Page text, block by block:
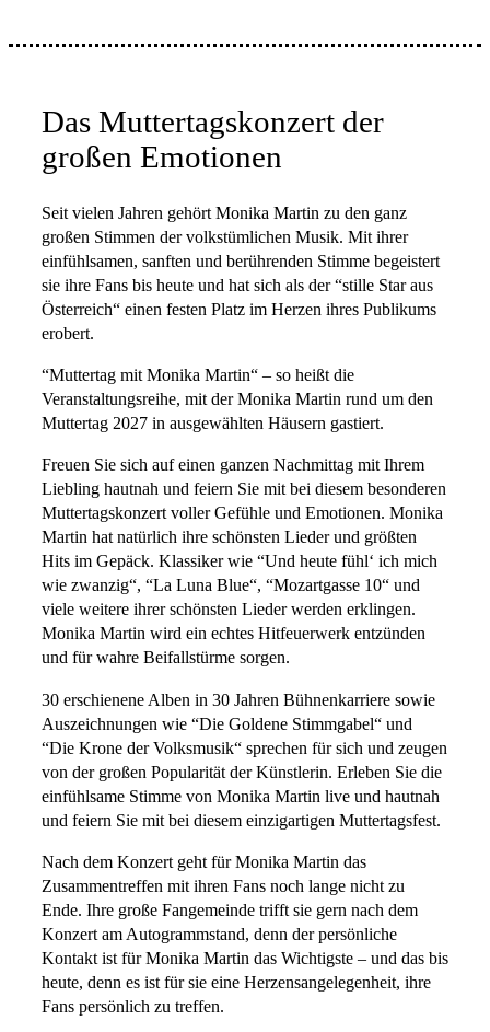
Das Muttertagskonzert der
großen Emotionen
Seit vielen Jahren gehört Monika Martin zu den ganz
großen Stimmen der volkstümlichen Musik. Mit ihrer
einfühlsamen, sanften und berührenden Stimme begeistert
sie ihre Fans bis heute und hat sich als der “stille Star aus
Österreich“ einen festen Platz im Herzen ihres Publikums
erobert.
“Muttertag mit Monika Martin“ – so heißt die
Veranstaltungsreihe, mit der Monika Martin rund um den
Muttertag 2027 in ausgewählten Häusern gastiert.
Freuen Sie sich auf einen ganzen Nachmittag mit Ihrem
Liebling hautnah und feiern Sie mit bei diesem besonderen
Muttertagskonzert voller Gefühle und Emotionen. Monika
Martin hat natürlich ihre schönsten Lieder und größten
Hits im Gepäck. Klassiker wie “Und heute fühl‘ ich mich
wie zwanzig“, “La Luna Blue“, “Mozartgasse 10“ und
viele weitere ihrer schönsten Lieder werden erklingen.
Monika Martin wird ein echtes Hitfeuerwerk entzünden
und für wahre Beifallstürme sorgen.
30 erschienene Alben in 30 Jahren Bühnenkarriere sowie
Auszeichnungen wie “Die Goldene Stimmgabel“ und
“Die Krone der Volksmusik“ sprechen für sich und zeugen
von der großen Popularität der Künstlerin. Erleben Sie die
einfühlsame Stimme von Monika Martin live und hautnah
und feiern Sie mit bei diesem einzigartigen Muttertagsfest.
Nach dem Konzert geht für Monika Martin das
Zusammentreffen mit ihren Fans noch lange nicht zu
Ende. Ihre große Fangemeinde trifft sie gern nach dem
Konzert am Autogrammstand, denn der persönliche
Kontakt ist für Monika Martin das Wichtigste – und das bis
heute, denn es ist für sie eine Herzensangelegenheit, ihre
Fans persönlich zu treffen.